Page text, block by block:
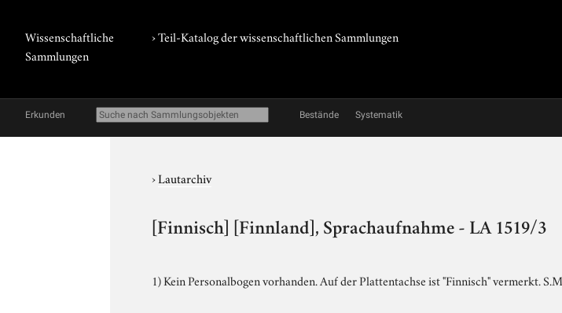
Wissenschaftliche
Sammlungen
› Teil-Katalog der wissenschaftlichen Sammlungen
Erkunden Bestände Systematik
›Lautarchiv
[Finnisch] [Finnland], Sprachaufnahme - LA 1519/3
1) Kein Personalbogen vorhanden. Auf der Plattentachse ist "Finnisch" vermerkt.